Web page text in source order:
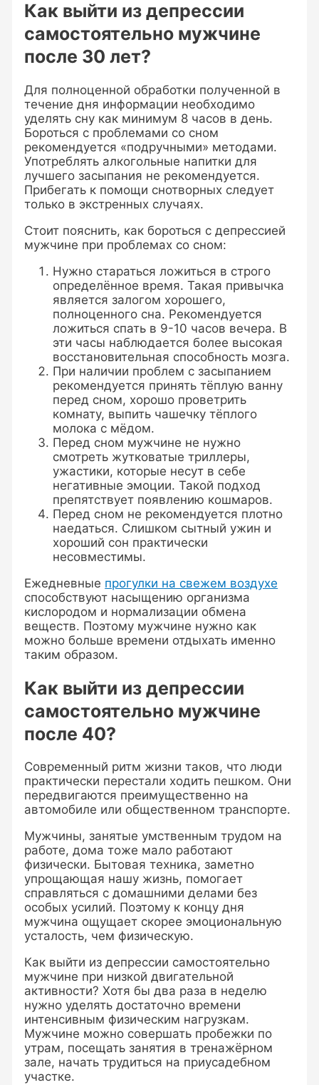
Как выйти из депрессии
самостоятельно мужчине
после 30 лет?
Для полноценной обработки полученной в
течение дня информации необходимо
уделять сну как минимум 8 часов в день.
Бороться с проблемами со сном
рекомендуется «подручными» методами.
Употреблять алкогольные напитки для
лучшего засыпания не рекомендуется.
Прибегать к помощи снотворных следует
только в экстренных случаях.
Стоит пояснить, как бороться с депрессией
мужчине при проблемах со сном:
Нужно стараться ложиться в строго
определённое время. Такая привычка
является залогом хорошего,
полноценного сна. Рекомендуется
ложиться спать в 9-10 часов вечера. В
эти часы наблюдается более высокая
восстановительная способность мозга.
При наличии проблем с засыпанием
рекомендуется принять тёплую ванну
перед сном, хорошо проветрить
комнату, выпить чашечку тёплого
молока с мёдом.
Перед сном мужчине не нужно
смотреть жутковатые триллеры,
ужастики, которые несут в себе
негативные эмоции. Такой подход
препятствует появлению кошмаров.
Перед сном не рекомендуется плотно
наедаться. Слишком сытный ужин и
хороший сон практически
несовместимы.
Ежедневные прогулки на свежем воздухе
способствуют насыщению организма
кислородом и нормализации обмена
веществ. Поэтому мужчине нужно как
можно больше времени отдыхать именно
таким образом.
Как выйти из депрессии
самостоятельно мужчине
после 40?
Современный ритм жизни таков, что люди
практически перестали ходить пешком. Они
передвигаются преимущественно на
автомобиле или общественном транспорте.
Мужчины, занятые умственным трудом на
работе, дома тоже мало работают
физически. Бытовая техника, заметно
упрощающая нашу жизнь, помогает
справляться с домашними делами без
особых усилий. Поэтому к концу дня
мужчина ощущает скорее эмоциональную
усталость, чем физическую.
Как выйти из депрессии самостоятельно
мужчине при низкой двигательной
активности? Хотя бы два раза в неделю
нужно уделять достаточно времени
интенсивным физическим нагрузкам.
Мужчине можно совершать пробежки по
утрам, посещать занятия в тренажёрном
зале, начать трудиться на приусадебном
участке.